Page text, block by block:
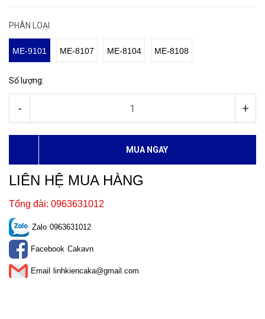
PHÂN LOẠI
ME-9101 ME-8107 ME-8104 ME-8108
Số lượng:
- +
MUA NGAY
LIÊN HỆ MUA HÀNG
Tổng đài: 0963631012
Zalo 0963631012
Facebook Cakavn
Email linhkiencaka@gmail.com